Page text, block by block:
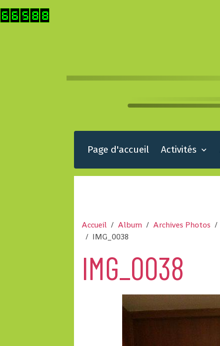
Page d'accueil Activités
Accueil Album Archives Photos
IMG_0038
IMG_0038